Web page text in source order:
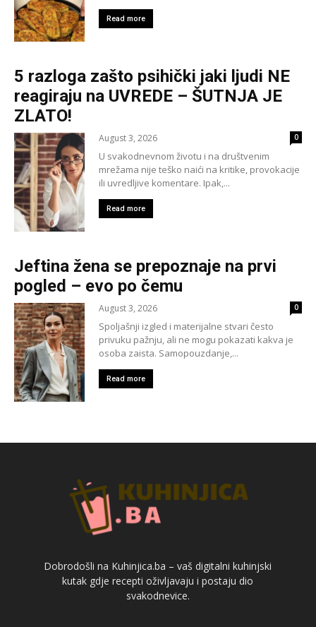
Read more
5 razloga zašto psihički jaki ljudi NE
reagiraju na UVREDE – ŠUTNJA JE
ZLATO!
August 3, 2026 0
U svakodnevnom životu i na društvenim
mrežama nije teško naići na kritike, provokacije
ili uvredljive komentare. Ipak,...
Read more
Jeftina žena se prepoznaje na prvi
pogled – evo po čemu
August 3, 2026 0
Spoljašnji izgled i materijalne stvari često
privuku pažnju, ali ne mogu pokazati kakva je
osoba zaista. Samopouzdanje,...
Read more
Dobrodošli na Kuhinjica.ba – vaš digitalni kuhinjski
kutak gdje recepti oživljavaju i postaju dio
svakodnevice.